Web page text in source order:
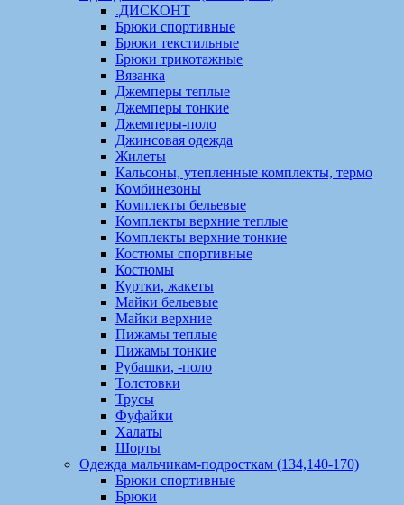
.ДИСКОНТ
Брюки спортивные
Брюки текстильные
Брюки трикотажные
Вязанка
Джемперы теплые
Джемперы тонкие
Джемперы-поло
Джинсовая одежда
Жилеты
Кальсоны, утепленные комплекты, термо
Комбинезоны
Комплекты бельевые
Комплекты верхние теплые
Комплекты верхние тонкие
Костюмы спортивные
Костюмы
Куртки, жакеты
Майки бельевые
Майки верхние
Пижамы теплые
Пижамы тонкие
Рубашки, -поло
Толстовки
Трусы
Фуфайки
Халаты
Шорты
Одежда мальчикам-подросткам (134,140-170)
Брюки спортивные
Брюки